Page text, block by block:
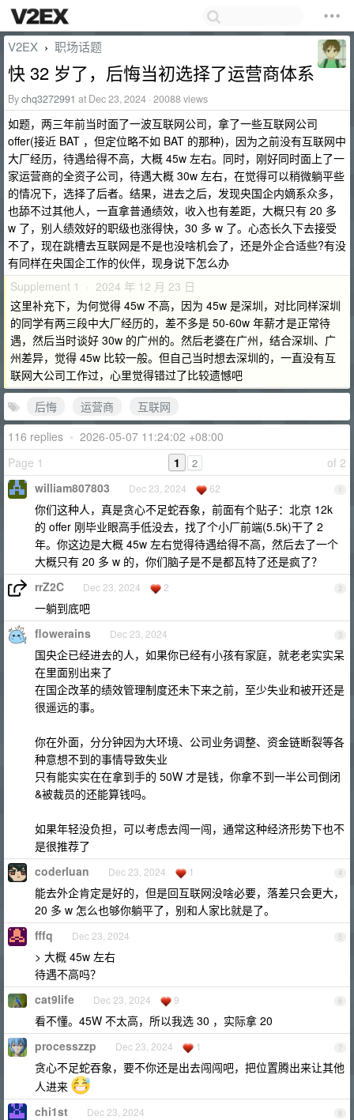
V2EX › 职场话题
快 32 岁了，后悔当初选择了运营商体系
Bychq3272991 at Dec 23, 2024 · 20088 views
如题，两三年前当时面了一波互联网公司，拿了一些互联网公司
offer(接近 BAT ，但定位略不如 BAT 的那种)，因为之前没有互联网中
大厂经历，待遇给得不高，大概 45w 左右。同时，刚好同时面上了一
家运营商的全资子公司，待遇大概 30w 左右，在觉得可以稍微躺平些
的情况下，选择了后者。结果，进去之后，发现央国企内嫡系众多，
也舔不过其他人，一直拿普通绩效，收入也有差距，大概只有 20 多
w 了，别人绩效好的职级也涨得快，30 多 w 了。心态长久下去接受
不了，现在跳槽去互联网是不是也没啥机会了，还是外企合适些?有没
有同样在央国企工作的伙伴，现身说下怎么办
Supplement 1 · 2024 年 12 月 23 日
这里补充下，为何觉得 45w 不高，因为 45w 是深圳，对比同样深圳
的同学有两三段中大厂经历的，差不多是 50-60w 年薪才是正常待
遇，然后当时谈好 30w 的广州的。然后老婆在广州，结合深圳、广
州差异，觉得 45w 比较一般。但自己当时想去深圳的，一直没有互
联网大公司工作过，心里觉得错过了比较遗憾吧
后悔
运营商
互联网
116 replies • 2026-05-07 11:24:02 +08:00
Page 1
of 2
1 2
1
william807803 Dec 23, 2024 62
你们这种人，真是贪心不足蛇吞象，前面有个贴子：北京 12k
的 offer 刚毕业眼高手低没去，找了个小厂前端(5.5k)干了 2
年。你这边是大概 45w 左右觉得待遇给得不高，然后去了一个
大概只有 20 多 w 的，你们脑子是不是都瓦特了还是疯了？
2
rrZ2C Dec 23, 2024 2
一躺到底吧
3
flowerains Dec 23, 2024
国央企已经进去的人，如果你已经有小孩有家庭，就老老实实呆
在里面别出来了
在国企改革的绩效管理制度还未下来之前，至少失业和被开还是
很遥远的事。
你在外面，分分钟因为大环境、公司业务调整、资金链断裂等各
种意想不到的事情导致失业
只有能实实在在拿到手的 50W 才是钱，你拿不到一半公司倒闭
&被裁员的还能算钱吗。
如果年轻没负担，可以考虑去闯一闯，通常这种经济形势下也不
是很推荐了
4
coderluan Dec 23, 2024 1
能去外企肯定是好的，但是回互联网没啥必要，落差只会更大，
20 多 w 怎么也够你躺平了，别和人家比就是了。
5
fffq Dec 23, 2024
> 大概 45w 左右
待遇不高吗？
6
cat9life Dec 23, 2024 9
看不懂。45W 不太高，所以我选 30 ，实际拿 20
7
processzzp Dec 23, 2024 1
贪心不足蛇吞象，要不你还是出去闯闯吧，把位置腾出来让其他
人进来
8
chi1st Dec 23, 2024